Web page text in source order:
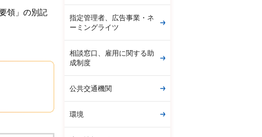
領」の別記
指定管理者、広告事業・ネ
ーミングライツ
相談窓口、雇用に関する助
成制度
公共交通機関
環境